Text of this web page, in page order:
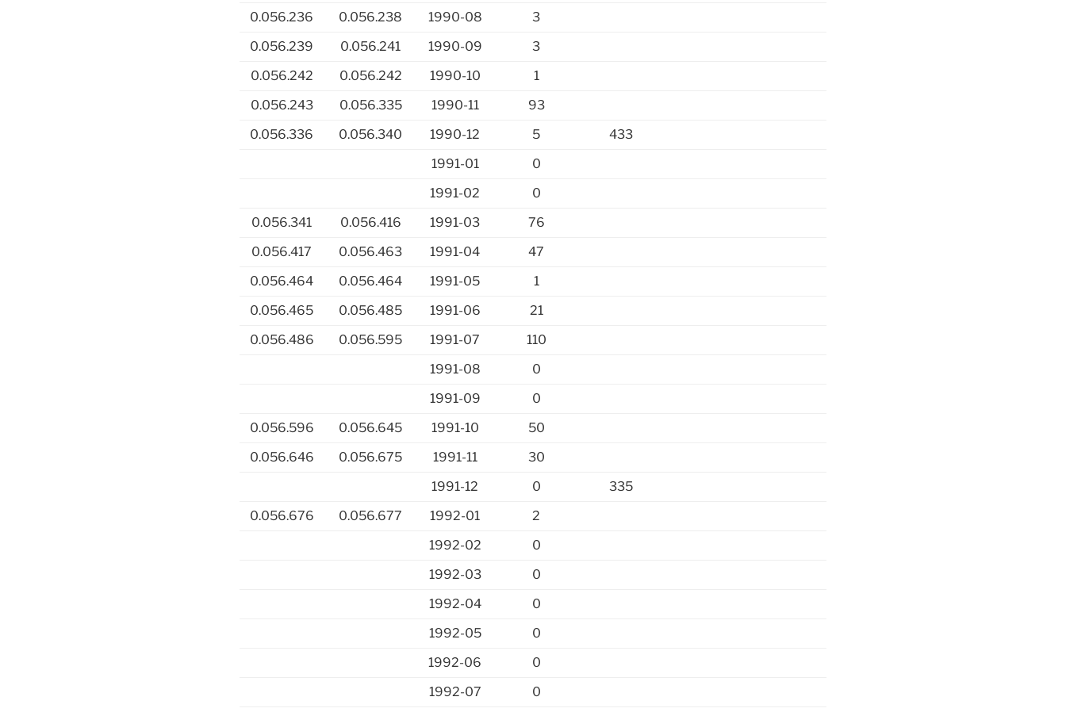
0.056.236
0.056.238 1990-08
3
0.056.239
0.056.241 1990-09
3
0.056.242
0.056.242 1990-10
1
0.056.243
0.056.335 1990-11
93
0.056.336
0.056.340 1990-12 5
433
1991-01
0
1991-02
0
0.056.341
0.056.416 1991-03
76
0.056.417
0.056.463 1991-04
47
0.056.464
0.056.464 1991-05
1
0.056.465
0.056.485 1991-06
21
0.056.486
0.056.595 1991-07
110
1991-08
0
1991-09
0
0.056.596
0.056.645 1991-10
50
0.056.646
0.056.675 1991-11
30
1991-12
0
335
0.056.676
0.056.677 1992-01
2
1992-02
0
1992-03
0
1992-04
0
1992-05
0
1992-06
0
1992-07
0